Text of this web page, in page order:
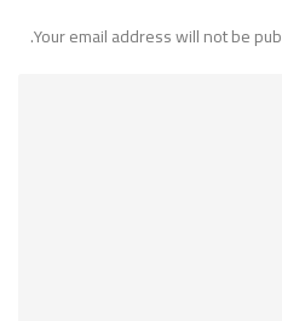
Your email address will not be